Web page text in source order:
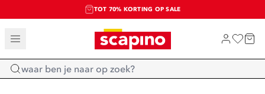
TOT 70% KORTING OP SALE
SALE: LAATSTE KANS!
SHOP NIEUW
Home